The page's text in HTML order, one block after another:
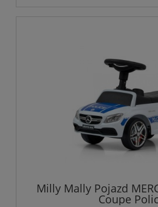
Milly Mally Pojazd
Coupe